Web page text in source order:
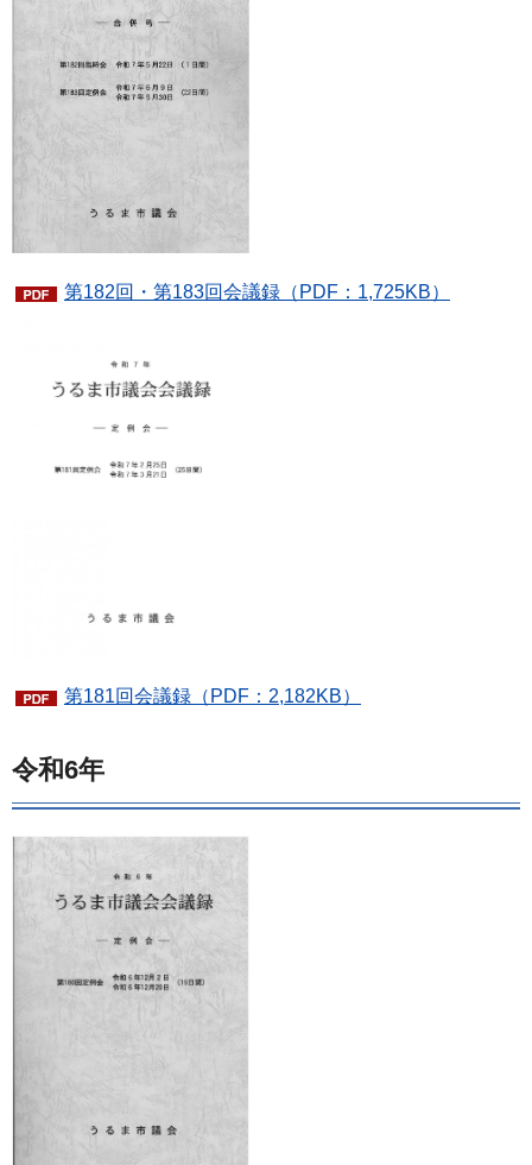
第182回・第183回会議録（PDF：1,725KB）
第181回会議録（PDF：2,182KB）
令和6年